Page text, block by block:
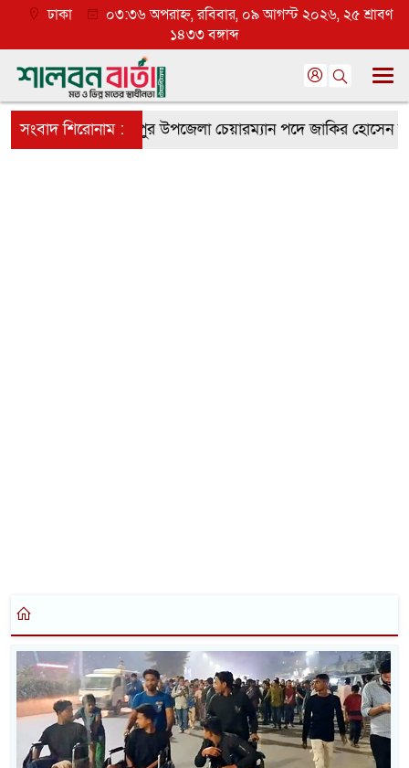
ঢাকা
০৩:৩৬ অপরাহ্ন, রবিবার, ০৯ আগস্ট ২০২৬, ২৫ শ্রাবণ
১৪৩৩ বঙ্গাব্দ
সংবাদ শিরোনাম :
সাফল্য মধুপুর উপজেলা চেয়ারম্যান পদে জাকির হোসেন